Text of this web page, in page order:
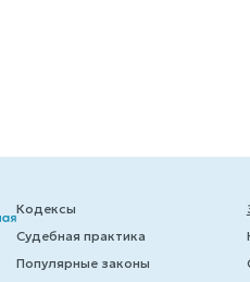
Кодексы
Судебная практика
Популярные законы